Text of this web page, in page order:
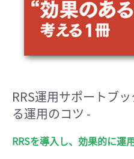
RRS運用サポートブッ
る運用のコツ -
RRSを導入し、効果的に運